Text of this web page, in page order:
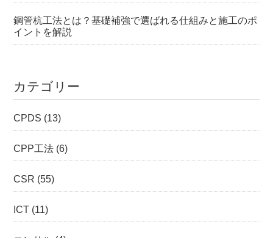
鋼管杭工法とは？基礎補強で選ばれる仕組みと施工のポ
イントを解説
カテゴリー
CPDS (13)
CPP工法 (6)
CSR (55)
ICT (11)